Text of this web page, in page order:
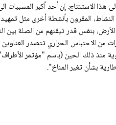
هو من صنع الانسان في الغالب: إذ ان ٩٧٪ من علماء المناخ توصلوا إلى هذا
المقرون بأنشطة أخرى مثل تمهيد
بنفس قدر تيقنهم من الصلة بين
الاحتباس الحراري تتصدر العناوين
سنوية منذ ذلك الحين (باسم "مؤتمر